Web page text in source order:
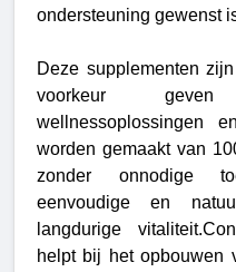
ondersteuning gewenst
Deze supplementen
voorkeur
wellnessoplossingen
worden gemaakt van
zonder onnodige
eenvoudige en
langdurige
helpt bij het opbouwen